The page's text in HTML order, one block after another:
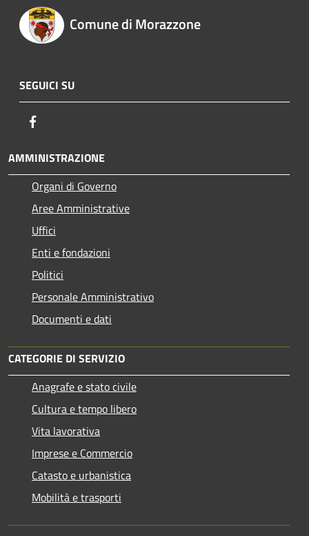
Comune di Morazzone
SEGUICI SU
AMMINISTRAZIONE
Organi di Governo
Aree Amministrative
Uffici
Enti e fondazioni
Politici
Personale Amministrativo
Documenti e dati
CATEGORIE DI SERVIZIO
Anagrafe e stato civile
Cultura e tempo libero
Vita lavorativa
Imprese e Commercio
Catasto e urbanistica
Mobilità e trasporti